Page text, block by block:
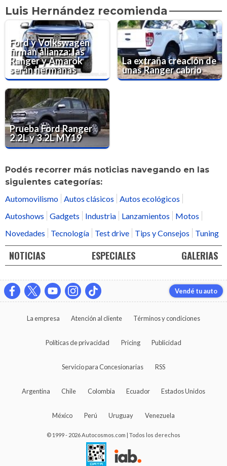
Luis Hernández recomienda
Ford y Volkswagen
firman alianza: las
Ranger y Amarok
serán hermanas
La extraña creación de
unas Ranger cabrio
Prueba Ford Ranger
2.2L y 3.2L MY19
Podés recorrer más noticias navegando en las
siguientes categorías:
Automovilismo
Autos clásicos
Autos ecológicos
Autoshows
Gadgets Industria Lanzamientos
Motos
Novedades
Tecnología Test drive Tips y Consejos Tuning
NOTICIAS ESPECIALES GALERIAS
Vendé tu auto
La empresa Atención al cliente Términos y condiciones
Políticas de privacidad Pricing Publicidad
Servicio para Concesionarias RSS
Argentina Chile Colombia Ecuador Estados Unidos
México Perú Uruguay Venezuela
© 1999 - 2026 Autocosmos.com | Todos los derechos